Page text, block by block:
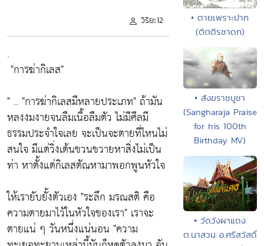
วิริยะ12
.
"การฆ่ากิเลส"
" .. "การฆ่ากิเลสมีหลายประเภท"ถ้ามัน
หลงงมงายจนลืมเนื้อลืมตัว ไม่มีศีลมี
ธรรมประจำใจเลย จะเป็นจะตายที่ไหนไม่
สนใจ มีแต่วิ่งเต้นขวนขวายหาสิ่งไม่เป็น
ท่า หาตั้งแต่กิเลสตัณหามาพอกพูนหัวใจ
ให้เรายับยั้งตัวเอง "ระลึก มรณสติ คือ
ความตายมาไว้ในหัวใจของเรา" เราจะ
ตายแน่ ๆ วันหนึ่งแน่นอน "ความ
• ตายเพราะปาก
(ติตติรชาดก)
• สังฆราชบูชา
(Sangharaja Praise
for his 100th
Birthday MV)
• วัดวังผาแดง
ต.นาสวน อ.ศรีสวัสดิ์